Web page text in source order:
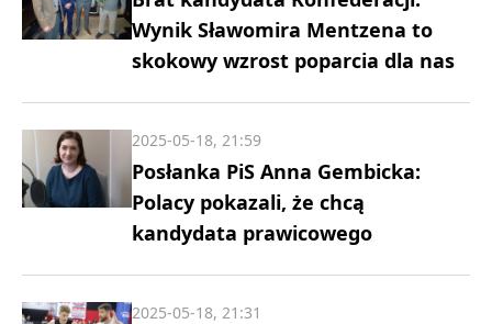
Wynik Sławomira Mentzena to
skokowy wzrost poparcia dla nas
Posłanka PiS Anna Gembicka:
Polacy pokazali, że chcą
kandydata prawicowego
2025-05-18, 21:59
2025-05-18, 21:31